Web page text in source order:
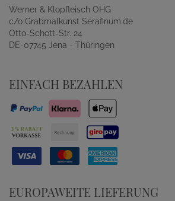
Werner & Klopfleisch OHG
c/o Grabmalkunst Serafinum.de
Otto-Schott-Str. 24
DE-07745 Jena - Thüringen
EINFACH BEZAHLEN
EUROPAWEITE LIEFERUNG